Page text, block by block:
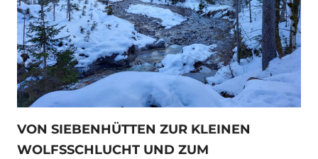
VON SIEBENHÜTTEN ZUR KLEINEN
WOLFSSCHLUCHT UND ZUM